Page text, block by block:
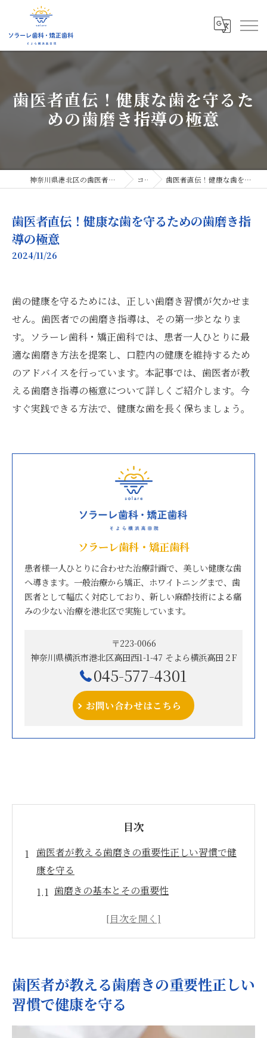
歯医者直伝！健康な歯を守るた
めの歯磨き指導の極意
神奈川県港北区の歯医者ならソラーレ歯科・矯正歯科 コラム 歯医者直伝！健康な歯を守るための歯磨き指導の極意
歯医者直伝！健康な歯を守るための歯磨き指
導の極意
2024/11/26
歯の健康を守るためには、正しい歯磨き習慣が欠かせま
せん。歯医者での歯磨き指導は、その第一歩となりま
す。ソラーレ歯科・矯正歯科では、患者一人ひとりに最
適な歯磨き方法を提案し、口腔内の健康を維持するため
のアドバイスを行っています。本記事では、歯医者が教
える歯磨き指導の極意について詳しくご紹介します。今
すぐ実践できる方法で、健康な歯を長く保ちましょう。
ソラーレ歯科・矯正歯科
患者様一人ひとりに合わせた治療計画で、美しい健康な歯
へ導きます。一般治療から矯正、ホワイトニングまで、歯
医者として幅広く対応しており、新しい麻酔技術による痛
みの少ない治療を港北区で実施しています。
〒223-0066
神奈川県横浜市港北区高田西1-1-47 そよら横浜高田２F
045-577-4301
お問い合わせはこちら
目次
歯医者が教える歯磨きの重要性正しい習慣で健
康を守る
歯磨きの基本とその重要性
歯磨きの効果を最大限に引き出すには
歯医者厳選の歯磨き方法効果的なケアで口腔健
康を維持
歯医者が教える歯磨きの重要性正しい
習慣で健康を守る